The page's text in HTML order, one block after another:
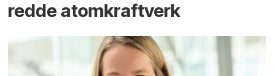
redde atomkraftverk